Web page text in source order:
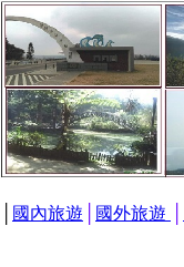
國內旅遊 國外旅遊